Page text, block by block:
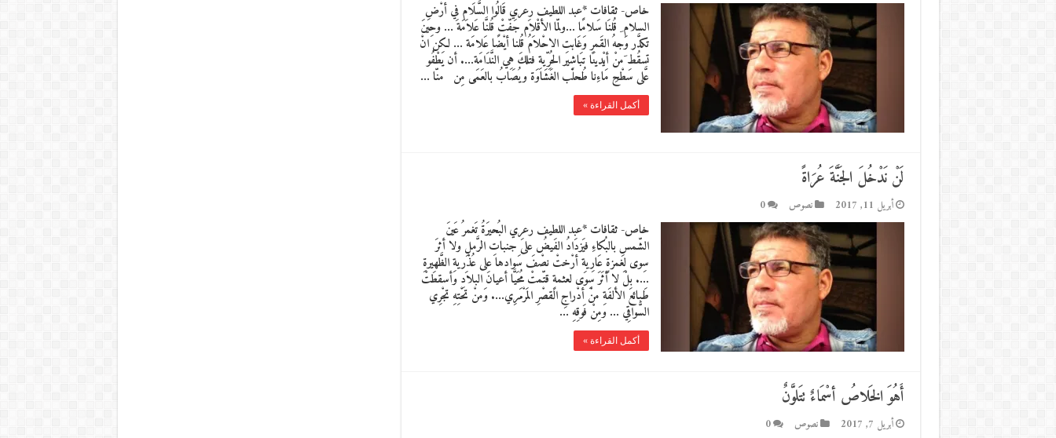
خاص- ثقافات *عبد اللطيف رعري قَالُوا السَّلَام فِي أرْضِ
السلام ِ قُلنَا سَلامًا …ولمّا الأقْلاَم جَفّتْ قُلنَّا عَلاَمَة … وحِينَ
تكدَّر وَجهُ القَمرِ وَغَابتِ الاحْلاَمُ قُلنا أيْضًا عَلامَة … لكِن انْ
تسقُط َمنْ أيْدينَا تبَاشِير الحُرِّيةِ فتلكَ هِي النَّدَامَة…. أن يطْفُو
عَّلى سَطْحِ مَاءِنا طُحلْب الغَشَاوَة ويُصَابُ بالعَمَى مِن منّا …
أكمل القراءة »
لَنْ نَدْخُلَ الجَنَّةَ عُرَاةً
أبريل 11, 2017 نصوص 0
خاص- ثقافات *عبد اللطيف رعري البُحيرَةُ تَغمرُ عَينَ
الشّمسِ بالبُكاءِ فيَزدَادُ الفَيضُ علىَ جنباتِ الرَّملِ ولا أثرَ
سِوى لِغمزةٍ عَارِية أرْختْ نصْفَ سَوادها على عُذْريةِ الظَّهيرةِ
…. بلْ لا أثَرَ سِوَى لعثمةٍ قتّمتْ مُحَيَّا أعيانَ البلاَدِ وأسقطَتْ
طَبائعَ الألفَةِ منْ أدْراجِ القصْرِ المَرْمَرِي…. وَمنْ تحْتِهِ تجْرِي
السَّواقِي … ومِنْ فَوقِهِ …
أكمل القراءة »
أَهُوَ الخَلاصُ أسْمَاءٌ تتَلوَّنٌ
أبريل 7, 2017 نصوص 0